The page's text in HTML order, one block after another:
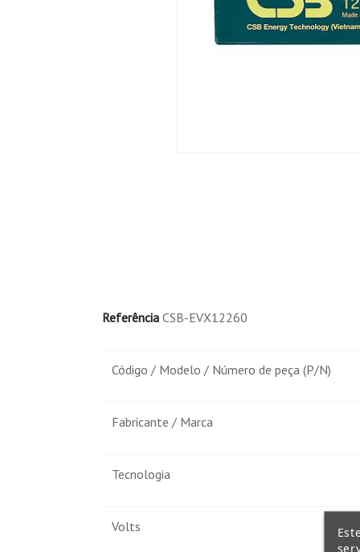
Referência CSB-EVX12260
Código / Modelo / Número de peça (P/N)
Fabricante / Marca
Tecnologia
Volts
Fonte de alimentação portátil.